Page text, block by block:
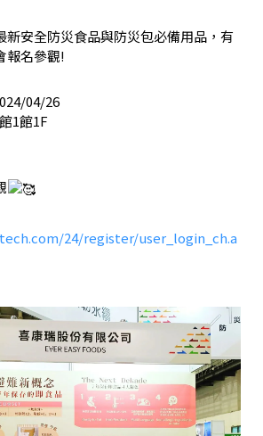
新安全防災食品與防災包必備用品，有
報名參觀!
04/26
1館1F
24/register/user_login_ch.a